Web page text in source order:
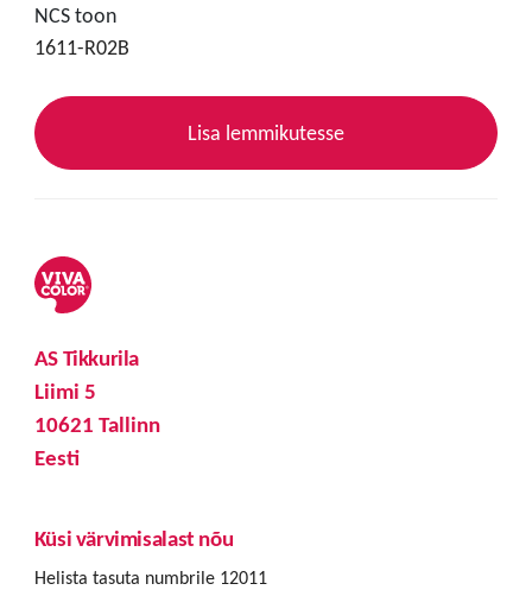
NCS toon
1611-R02B
Lisa lemmikutesse
AS Tikkurila
Liimi 5
10621 Tallinn
Eesti
Küsi värvimisalast nõu
Helista tasuta numbrile 12011